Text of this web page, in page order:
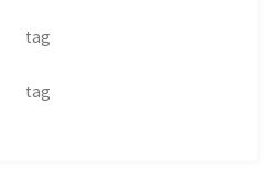
tag
tag